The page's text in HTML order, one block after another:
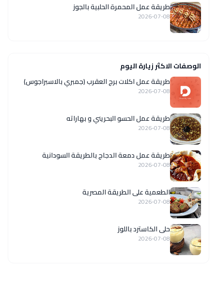
طريقة عمل المحمرة الحلبية بالجوز
2026-07-08
الوصفات الاكثر زيارة اليوم
طريقة عمل اكلات برج العقرب (جمبري بالاسبراجوس)
2026-07-08
طريقة عمل الحسو البحريني و بهاراته
2026-07-08
طريقة عمل دمعة الدجاج بالطريقة السودانية
2026-07-08
الطعمية على الطريقة المصرية
2026-07-08
حلى الكاسترد باللوز
2026-07-08